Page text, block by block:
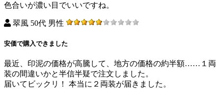
色合いが濃い目でいいですね。
翠風 50代 男性
安価で購入できました
最近、印泥の価格が高騰して、地方の価格の約半額……１両
装の間違いかと半信半疑で注文しました。
届いてビックリ！ 本当に２両装が届きました。